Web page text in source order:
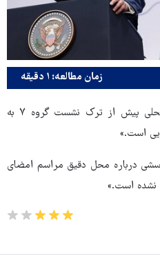
زمان مطالعه: ۱ دقیقه
ترامپ امروز چهارشنبه به وقت محلی پیش از ترک نشست گروه ۷ به
است.»
درباره محل دقیق مراسم امضای
نشده است.»